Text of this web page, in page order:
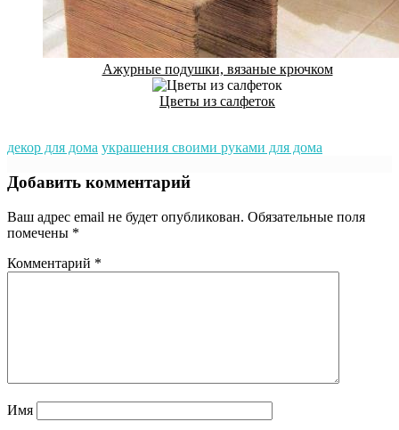
Ажурные подушки, вязаные крючком
Цветы из салфеток
декор для дома украшения своими руками для дома
Добавить комментарий
Ваш адрес email не будет опубликован. Обязательные поля
помечены *
Комментарий *
Имя